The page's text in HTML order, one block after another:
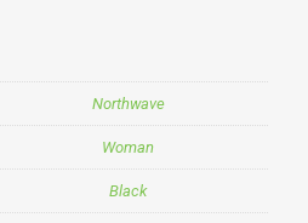
Northwave
Woman
Black